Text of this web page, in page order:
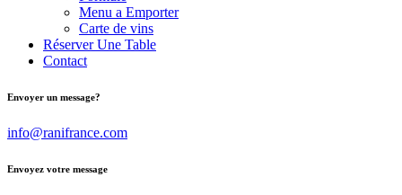
Menu a Emporter
Carte de vins
Réserver Une Table
Contact
Envoyer un message?
info@ranifrance.com
Envoyez votre message